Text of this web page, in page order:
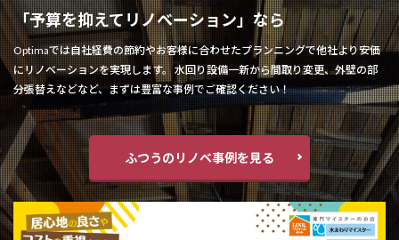
「予算を抑えてリノベーション」なら
Optimaでは自社経費の節約やお客様に合わせたプランニングで他社より安価
にリノベーションを実現します。 水回り設備一新から間取り変更、外壁の部
分張替えなどなど、まずは豊富な事例でご確認ください！
ふつうのリノベ事例を見る